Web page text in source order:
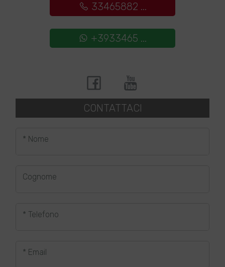
33465882 ...
+3933465 ...
CONTATTACI
* Nome
Cognome
* Telefono
* Email